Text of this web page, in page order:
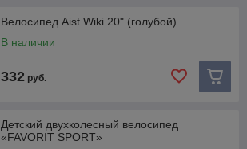
Велосипед Aist Wiki 20" (голубой)
В наличии
332 руб.
Детский двухколесный велосипед
«FAVORIT SPORT»